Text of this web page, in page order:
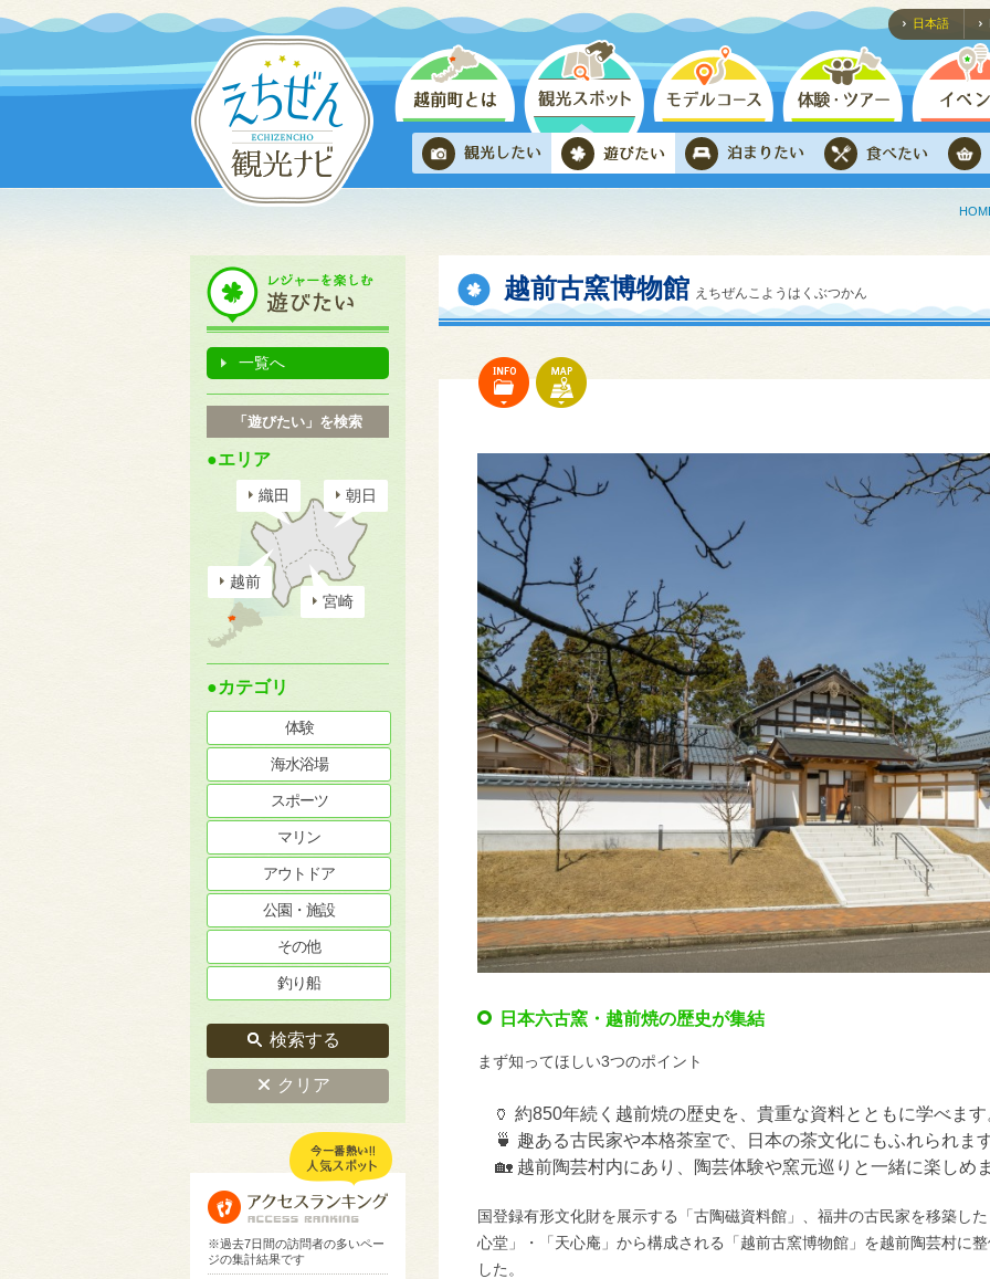
日本語
一覧へ
「遊びたい」を検索
●エリア
織田 朝日
越前
宮崎
●カテゴリ
体験
海水浴場
スポーツ
マリン
アウトドア
公園・施設
その他
釣り船
検索する
クリア
※過去7日間の訪問者の多いペー
ジの集計結果です
越前古窯博物館 えちぜんこようはくぶつかん
日本六古窯・越前焼の歴史が集結
まず知ってほしい3つのポイント
🏺 約850年続く越前焼の歴史を、貴重な資料とともに学べます
🍵 趣ある古民家や本格茶室で、日本の茶文化にもふれられま
🏡 越前陶芸村内にあり、陶芸体験や窯元巡りと一緒に楽しめ
国登録有形文化財を展示する「古陶磁資料館」、福井の古民家を移築し
心堂」・「天心庵」から構成される「越前古窯博物館」を越前陶芸村に
した。